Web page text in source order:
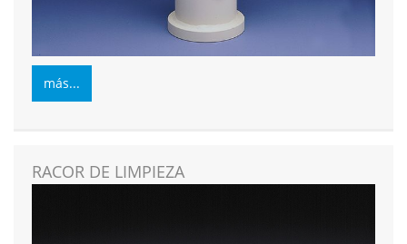
más...
RACOR DE LIMPIEZA